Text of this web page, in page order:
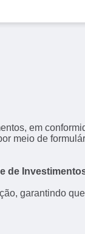
em
meio de
de
garantindo